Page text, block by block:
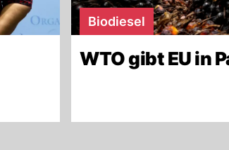
Biodiesel
WTO gibt EU in